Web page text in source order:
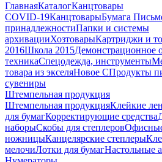
ГлавнаяКаталогКанцтовары
COVID-19КанцтоварыБумага
принадлежностиПапки и системы
архивацииХозтоварыКартриджи и
2016Школа 2015Демонстрационное
техникаСпецодежда, инструменты
товара из экселяНовое СПродукты
сувениры
Штемпельная продукция
Штемпельная продукцияКлейкие
для бумагКорректирующие средства
наборыСкобы для степлеров
ножницыКанцелярские степлеры
мелочиЛотки для бумагНастольные